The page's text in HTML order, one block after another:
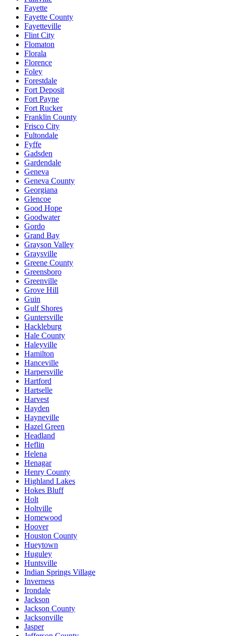
Fayette
Fayette County
Fayetteville
Flint City
Flomaton
Florala
Florence
Foley
Forestdale
Fort Deposit
Fort Payne
Fort Rucker
Franklin County
Frisco City
Fultondale
Fyffe
Gadsden
Gardendale
Geneva
Geneva County
Georgiana
Glencoe
Good Hope
Goodwater
Gordo
Grand Bay
Grayson Valley
Graysville
Greene County
Greensboro
Greenville
Grove Hill
Guin
Gulf Shores
Guntersville
Hackleburg
Hale County
Haleyville
Hamilton
Hanceville
Harpersville
Hartford
Hartselle
Harvest
Hayden
Hayneville
Hazel Green
Headland
Heflin
Helena
Henagar
Henry County
Highland Lakes
Hokes Bluff
Holt
Holtville
Homewood
Hoover
Houston County
Hueytown
Huguley
Huntsville
Indian Springs Village
Inverness
Irondale
Jackson
Jackson County
Jacksonville
Jasper